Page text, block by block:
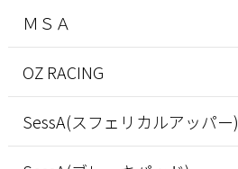
ＭＳＡ
OZ RACING
SessA(スフェリカルアッパー)